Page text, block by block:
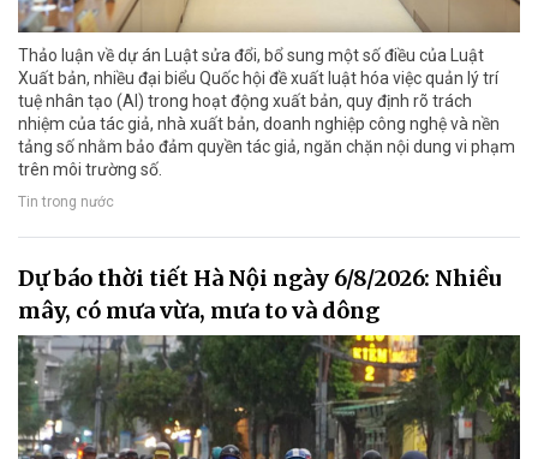
Thảo luận về dự án Luật sửa đổi, bổ sung một số điều của Luật
Xuất bản, nhiều đại biểu Quốc hội đề xuất luật hóa việc quản lý trí
tuệ nhân tạo (AI) trong hoạt động xuất bản, quy định rõ trách
nhiệm của tác giả, nhà xuất bản, doanh nghiệp công nghệ và nền
tảng số nhằm bảo đảm quyền tác giả, ngăn chặn nội dung vi phạm
trên môi trường số.
Tin trong nước
Dự báo thời tiết Hà Nội ngày 6/8/2026: Nhiều
mây, có mưa vừa, mưa to và dông